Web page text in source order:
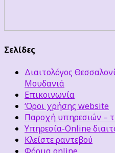
Σελίδες
Διαιτολόγος
Μουδανιά
Επικοινωνία
‘Οροι χρήσης website
Παροχή υπηρεσιών –
Υπηρεσία-Online
Κλείστε ραντεβού
Φόρμα online